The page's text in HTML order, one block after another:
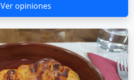
Ver opiniones